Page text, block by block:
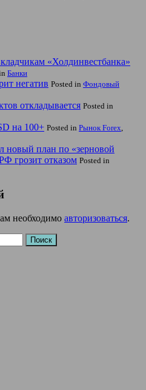
«Холдинвестбанка»
Банки
негатив Posted in Фондовый
откладывается Posted in
на 100+ Posted in Рынок Forex,
план по «зерновой
грозит отказом Posted in
необходимо авторизоваться.